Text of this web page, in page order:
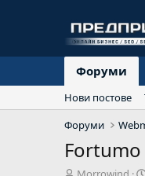
Форуми
Нови постове
Форуми
Fortumo
А